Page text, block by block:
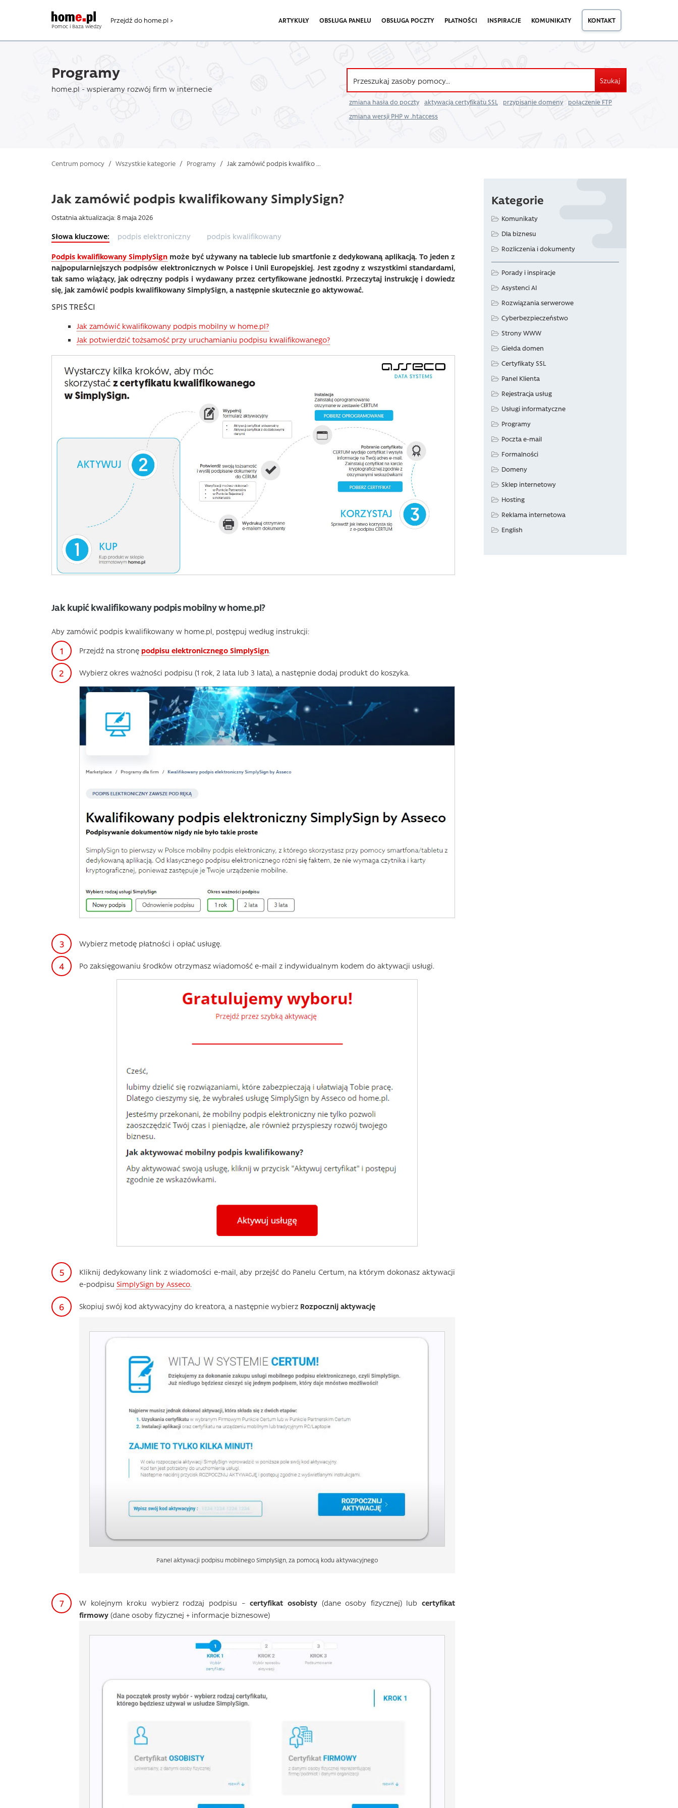
Pomoc i Baza wiedzy
Przejdź do home.pl > ARTYKUŁY OBSŁUGA PANELU OBSŁUGA POCZTY PŁATNOŚCI INSPIRACJE KOMUNIKATY KONTAKT
Programy
home.pl - wspieramy rozwój firm w internecie
Szukaj
zmiana hasła do poczty aktywacja certyfikatu SSL przypisanie domeny
połączenie FTP
zmiana wersji PHP w .htaccess
Centrum pomocy / Wszystkie kategorie / Programy / Jak zamówić podpis kwalifiko ...
Jak zamówić podpis kwalifikowany SimplySign?
Ostatnia aktualizacja: 8 maja 2026
podpis elektroniczny
podpis kwalifikowany
Podpis kwalifikowany SimplySign może być używany na tablecie lub smartfonie z dedykowaną aplikacją. To jeden z
najpopularniejszych podpisów elektronicznych w Polsce i Unii Europejskiej. Jest zgodny z wszystkimi standardami,
tak samo wiążący, jak odręczny podpis i wydawany przez certyfikowane jednostki. Przeczytaj instrukcję i dowiedz
się, jak zamówić podpis kwalifikowany SimplySign, a następnie skutecznie go aktywować.
SPIS TREŚCI
Jak zamówić kwalifikowany podpis mobilny w home.pl?
Jak potwierdzić tożsamość przy uruchamianiu podpisu kwalifikowanego?
Jak kupić kwalifikowany podpis mobilny w home.pl?
Aby zamówić podpis kwalifikowany w home.pl, postępuj według instrukcji:
Przejdź na stronę podpisu elektronicznego SimplySign.
Wybierz okres ważności podpisu (1 rok, 2 lata lub 3 lata), a następnie dodaj produkt do koszyka.
Wybierz metodę płatności i opłać usługę.
Po zaksięgowaniu środków otrzymasz wiadomość e-mail z indywidualnym kodem do aktywacji usługi.
Kliknij dedykowany link z wiadomości e-mail, aby przejść do Panelu Certum, na którym dokonasz aktywacji
e-podpisu SimplySign by Asseco.
Skopiuj swój kod aktywacyjny do kreatora, a następnie wybierz Rozpocznij aktywację
Panel aktywacji podpisu mobilnego SimplySign, za pomocą kodu aktywacyjnego
W kolejnym kroku wybierz rodzaj podpisu –certyfikat osobisty(dane osoby fizycznej) lubcertyfikat
firmowy (dane osoby fizycznej + informacje biznesowe)
Kategorie
Komunikaty
Dla biznesu
Rozliczenia i dokumenty
Porady i inspiracje
Asystenci AI
Rozwiązania serwerowe
Cyberbezpieczeństwo
Strony WWW
Giełda domen
Certyfikaty SSL
Panel Klienta
Rejestracja usług
Usługi informatyczne
Programy
Poczta e-mail
Formalności
Domeny
Sklep internetowy
Hosting
Reklama internetowa
English